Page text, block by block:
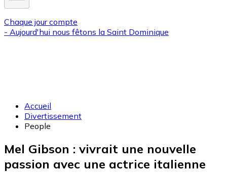
Chaque jour compte
- Aujourd'hui nous fêtons la Saint Dominique
Accueil
Divertissement
People
Mel Gibson : vivrait une nouvelle
passion avec une actrice italienne